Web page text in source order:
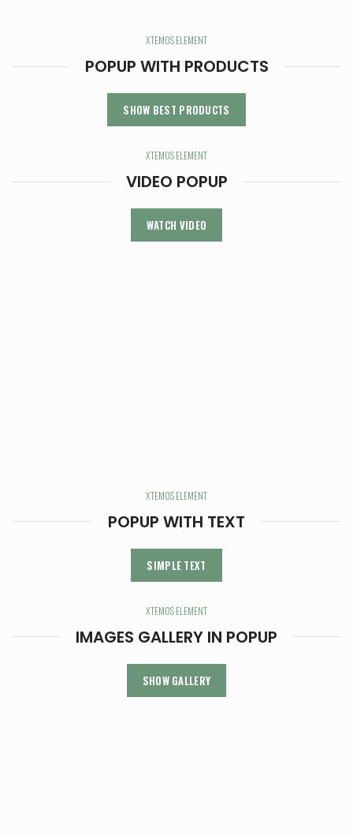
XTEMOS ELEMENT
POPUP WITH PRODUCTS
SHOW BEST PRODUCTS
XTEMOS ELEMENT
VIDEO POPUP
WATCH VIDEO
XTEMOS ELEMENT
POPUP WITH TEXT
SIMPLE TEXT
XTEMOS ELEMENT
IMAGES GALLERY IN POPUP
SHOW GALLERY